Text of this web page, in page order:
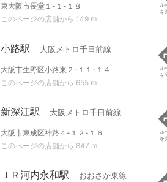
東大阪市長堂１-１-１８
このページの店舗から 149 m
ル
を
小路駅 大阪メトロ千日前線
大阪市生野区小路東２-１１-１４
このページの店舗から 655 m
ル
を
新深江駅 大阪メトロ千日前線
大阪市東成区神路４-１２-１６
このページの店舗から 847 m
ル
を
ＪＲ河内永和駅 おおさか東線